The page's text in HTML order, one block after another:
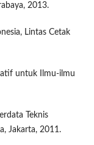
2013.
Lintas Cetak
untuk Ilmu-ilmu
Teknis
Jakarta, 2011.